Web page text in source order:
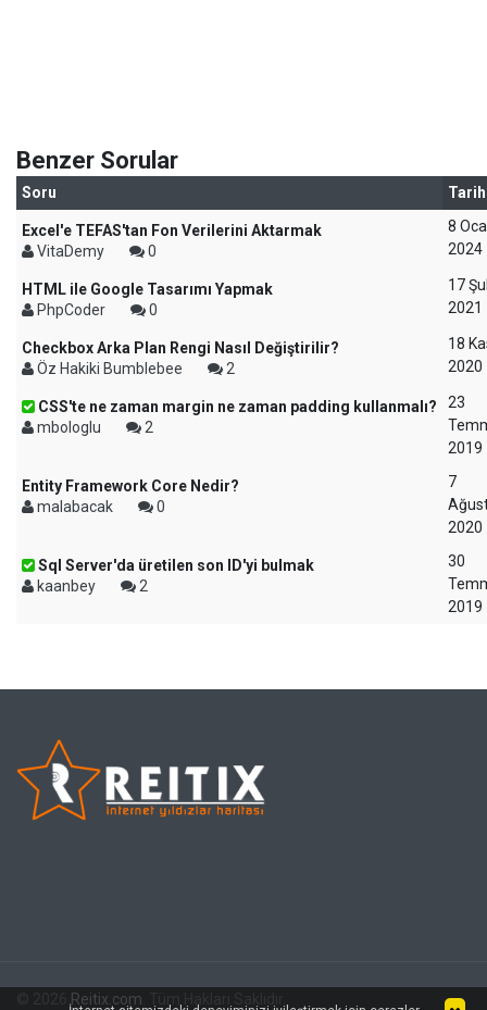
Benzer Sorular
Soru Tarih
Excel'e TEFAS'tan Fon Verilerini Aktarmak
VitaDemy
0
8
2024
HTML ile Google Tasarımı Yapmak
PhpCoder
0
17
2021
Checkbox Arka Plan Rengi Nasıl Değiştirilir?
Öz Hakiki Bumblebee
2
18
2020
CSS'te ne zaman margin ne zaman padding kullanmalı?
mbologlu
2
23
2019
Entity Framework Core Nedir?
malabacak
0
7
2020
Sql Server'da üretilen son ID'yi bulmak
kaanbey
2
30
2019
Reitix.com